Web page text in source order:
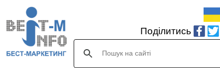
Поділитись